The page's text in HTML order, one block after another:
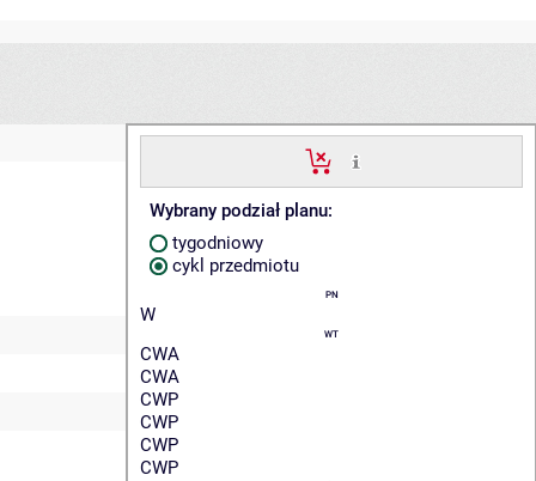
Wybrany podział planu:
tygodniowy
cykl przedmiotu
PN
W
WT
CWA
CWA
CWP
CWP
CWP
CWP